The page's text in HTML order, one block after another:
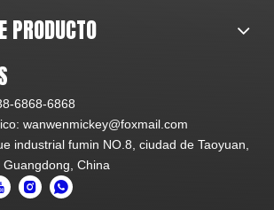
PRODUCTO
6868-6868
wanwenmickey@foxmail.com
industrial fumin NO.8, ciudad de Taoyuan,
China